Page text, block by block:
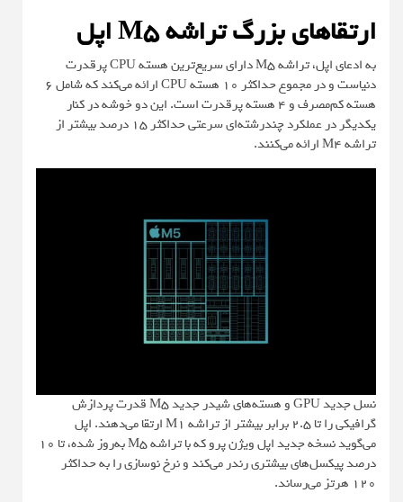
ارتقاهای بزرگ تراشه M5 اپل
به ادعای اپل، تراشه M5 دارای سریع‌ترین هسته CPU پرقدرت
دنیاست و در مجموع حداکثر 10 هسته CPU ارائه می‌کند که شامل 6
هسته کم‌مصرف و 4 هسته پرقدرت است. این دو خوشه در کنار
یکدیگر در عملکرد چندرشته‌ای سرعتی حداکثر 15 درصد بیشتر از
تراشه M4 ارائه می‌کنند.
نسل جدید GPU و هسته‌های شیدر جدید M5 قدرت پردازش
گرافیکی را تا 2.5 برابر بیشتر از تراشه M1 ارتقا می‌دهند. اپل
می‌گوید نسخه جدید اپل ویژن پرو که با تراشه M5 به‌روز شده، تا 10
درصد پیکسل‌های بیشتری رندر می‌کند و نرخ نوسازی را به حداکثر
120 هرتز می‌رساند.